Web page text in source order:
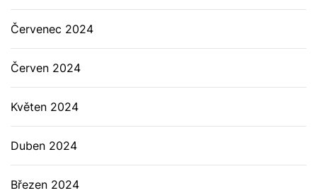
Červenec 2024
Červen 2024
Květen 2024
Duben 2024
Březen 2024